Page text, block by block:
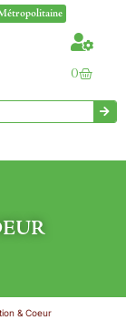
0
& Coeur